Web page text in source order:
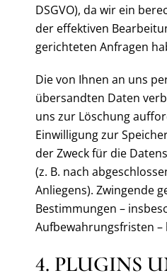
DSGVO), da wir ein
der effektiven
gerichteten Anfragen
Die von Ihnen an uns
übersandten Daten
uns zur Löschung
Einwilligung zur
der Zweck für die
(z. B. nach
Anliegens). Zwingende
Bestimmungen –
Aufbewahrungsfristen
4. PLUGINS